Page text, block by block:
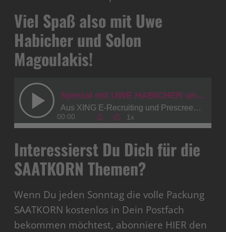
Viel Spaß also mit Uwe
Habicher und Solon
Magoulakis!
Interessierst Du Dich für die
SAATKORN Themen?
Wenn Du jeden Sonntag die volle Packung
SAATKORN kostenlos in Dein Postfach
bekommen möchtest, abonniere HIER den